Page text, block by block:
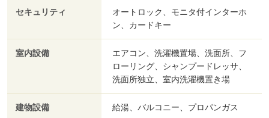
セキュリティ
オートロック、モニタ付インターホ
ン、カードキー
室内設備
エアコン、洗濯機置場、洗面所、フ
ローリング、シャンプードレッサ、
洗面所独立、室内洗濯機置き場
建物設備 給湯、バルコニー、プロパンガス